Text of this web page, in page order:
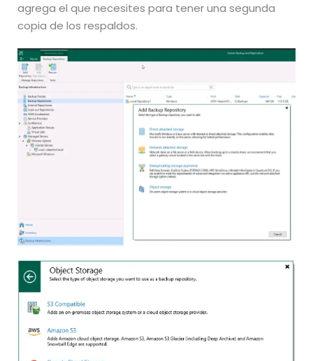
agrega el que necesites para tener una segunda
copia de los respaldos.